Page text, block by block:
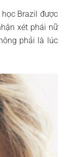
Brazil được
xét phái nữ
phải là lúc